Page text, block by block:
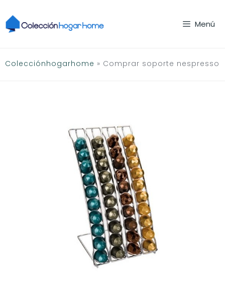
al
contenido
Menú
Colecciónhogarhome » Comprar soporte nespresso